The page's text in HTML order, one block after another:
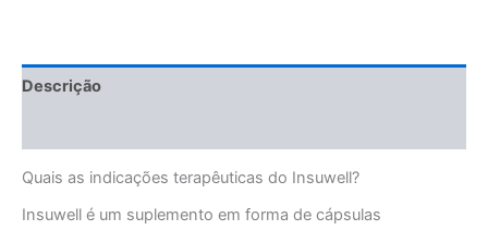
Descrição
Quais as indicações terapêuticas do Insuwell?
Insuwell é um suplemento em forma de cápsulas